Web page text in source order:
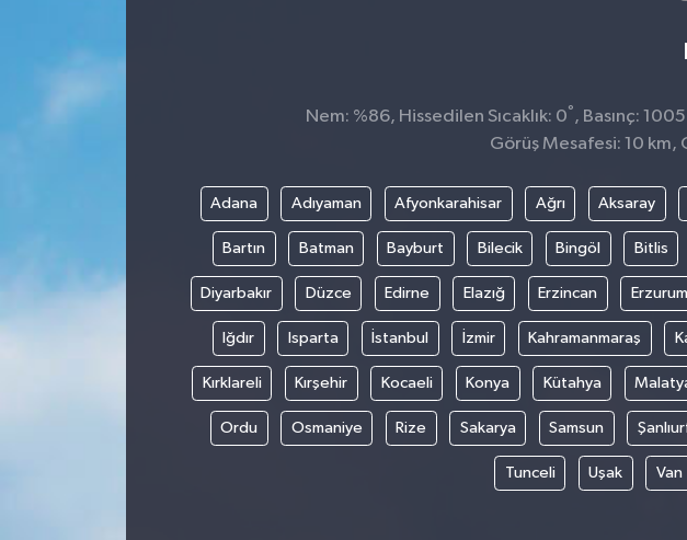
Nem: %86, Hissedilen Sıcaklık: 0° , Basınç:
Görüş Mesafesi: 10 km,
Adana Adıyaman Afyonkarahisar Ağrı Aksaray
Bartın Batman Bayburt Bilecik Bingöl Bitlis
Diyarbakır Düzce Edirne Elazığ Erzincan Erzurum
Iğdır Isparta İstanbul İzmir Kahramanmaraş
Kırklareli Kırşehir Kocaeli Konya Kütahya
Ordu Osmaniye Rize Sakarya Samsun
Tunceli Uşak Van